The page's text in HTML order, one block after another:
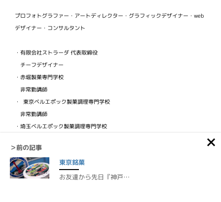
プロフォトグラファー・アートディレクター・グラフィックデザイナー・web
デザイナー・コンサルタント
・有限会社ストラーダ 代表取締役
チーフデザイナー
・赤堀製菓専門学校
非常勤講師
・ 東京ベルエポック製菓調理専門学校
非常勤講師
・埼玉ベルエポック製菓調理専門学校
・ビジュアルフードクリエイター協会
検定講師
＞前の記事
東京銘菓
お友達から先日『神戸…